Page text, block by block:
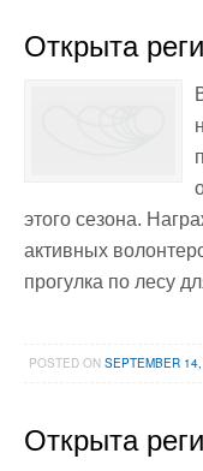
Открыта
этого сезона.
активных
прогулка по лесу
POSTED ONSEPTEMBER
Открыта